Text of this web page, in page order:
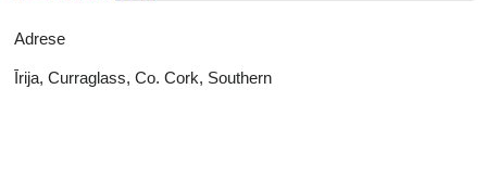
Adrese
Īrija, Curraglass, Co. Cork, Southern